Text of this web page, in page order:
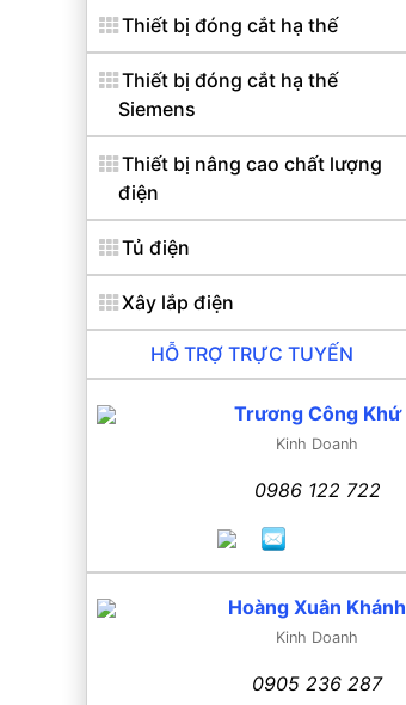
Thiết bị đóng cắt hạ thế
Thiết bị đóng cắt hạ thế
Siemens
Thiết bị nâng cao chất lượng
điện
Tủ điện
Xây lắp điện
HỖ TRỢ TRỰC TUYẾN
Trương Công Khứ
Kinh Doanh
0986 122 722
Hoàng Xuân Khánh
Kinh Doanh
0905 236 287